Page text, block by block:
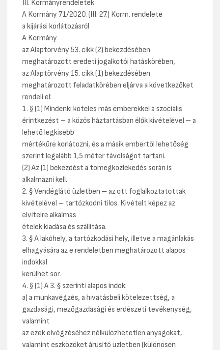
III. Kormányrendeletek
A Kormány 71/2020. (III. 27.) Korm. rendelete
a kijárási korlátozásról
A Kormány
az Alaptörvény 53. cikk (2) bekezdésében
meghatározott eredeti jogalkotói hatáskörében,
az Alaptörvény 15. cikk (1) bekezdésében
meghatározott feladatkörében eljárva a következőket
rendeli el:
1. § (1) Mindenki köteles más emberekkel a szociális
érintkezést – a közös háztartásban élők kivételével – a
lehető legkisebb
mértékűre korlátozni, és a másik embertől lehetőség
szerint legalább 1,5 méter távolságot tartani.
(2) Az (1) bekezdést a tömegközlekedés során is
alkalmazni kell.
2. § Vendéglátó üzletben – az ott foglalkoztatottak
kivételével – tartózkodni tilos. Kivételt képez az
elvitelre alkalmas
ételek kiadása és szállítása.
3. § A lakóhely, a tartózkodási hely, illetve a magánlakás
elhagyására az e rendeletben meghatározott alapos
indokkal
kerülhet sor.
4. § (1) A 3. § szerinti alapos indok:
a) a munkavégzés, a hivatásbeli kötelezettség, a
gazdasági, mezőgazdasági és erdészeti tevékenység,
valamint
az ezek elvégzéséhez nélkülözhetetlen anyagokat,
valamint eszközöket árusító üzletben (különösen